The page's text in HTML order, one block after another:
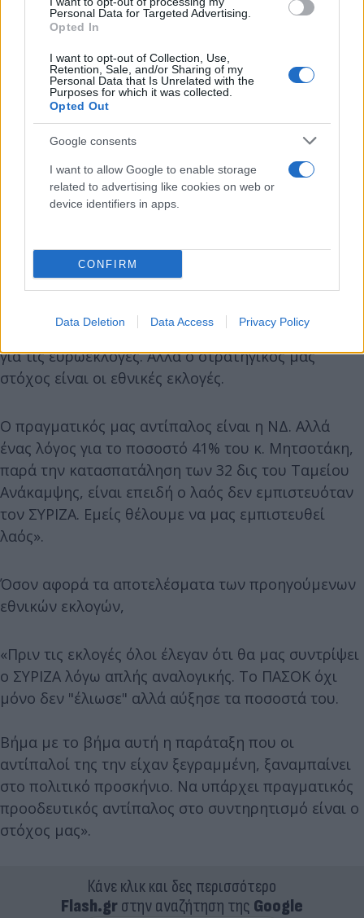
Personal Data for Targeted Advertising.
Opted In
I want to opt-out of Collection, Use,
Retention, Sale, and/or Sharing of my
Personal Data that Is Unrelated with the
Purposes for which it was collected.
Opted Out
Google consents
I want to allow Google to enable storage
related to advertising like cookies on web or
device identifiers in apps.
CONFIRM
Data Deletion Data Access Privacy Policy
Όσον αφορά τις εξελίξεις στον ΣΥΡΙΖΑ και τα όσο
«Δε θέλω να ασχοληθούμε με αυτά που
συμβαίνουν ΣΥΡΙΖΑ. Ο στόχος μας δεν είναι να
περάσουμε τον ΣΥΡΙΖΑ. Έχουμε υψηλούς στόχους
για τις ευρωεκλογές. Αλλά ο στρατηγικός μας
στόχος είναι οι εθνικές εκλογές.
Ο πραγματικός μας αντίπαλος είναι η ΝΔ. Αλλά
ένας λόγος για το ποσοστό 41% του κ. Μητσοτάκη,
παρά την κατασπατάληση των 32 δις του Ταμείου
Ανάκαμψης, είναι επειδή ο λαός δεν εμπιστευόταν
τον ΣΥΡΙΖΑ. Εμείς θέλουμε να μας εμπιστευθεί
λαός».
Όσον αφορά τα αποτελέσματα των προηγούμενων
εθνικών εκλογών,
«Πριν τις εκλογές όλοι έλεγαν ότι θα μας συντρίψει
ο ΣΥΡΙΖΑ λόγω απλής αναλογικής. Το ΠΑΣΟΚ όχι
μόνο δεν "έλιωσε" αλλά αύξησε τα ποσοστά του.
Βήμα με το βήμα αυτή η παράταξη που οι
αντίπαλοί της την είχαν ξεγραμμένη, ξαναμπαίνει
στο πολιτικό προσκήνιο. Να υπάρχει πραγματικός
προοδευτικός αντίπαλος στο συντηρητισμό είναι ο
στόχος μας».
Κάνε κλικ και δες περισσότερο
Flash.grστην αναζήτηση της Google